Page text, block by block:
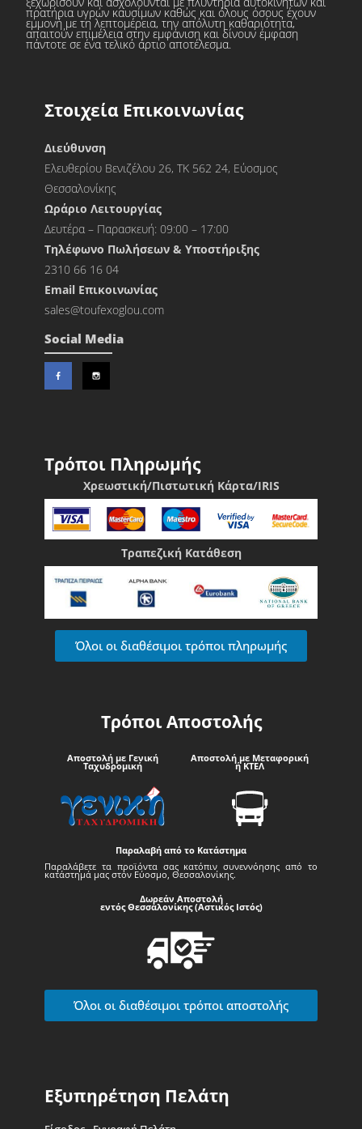
πρατήρια υγρών καυσίμων καθώς και όλους όσους έχουν
εμμονή με τη λεπτομέρεια, την απόλυτη καθαριότητα,
απαιτούν επιμέλεια στην εμφάνιση και δίνουν έμφαση
πάντοτε σε ένα τελικό άρτιο αποτέλεσμα.
Στοιχεία Επικοινωνίας
Διεύθυνση
Ελευθερίου Βενιζέλου 26, ΤΚ 562 24, Εύοσμος
Θεσσαλονίκης
Ωράριο Λειτουργίας
Δευτέρα – Παρασκευή: 09:00 – 17:00
Τηλέφωνο Πωλήσεων & Υποστήριξης
2310 66 16 04
Εmail Επικοινωνίας
sales@toufexoglou.com
Social Media
Τρόποι Πληρωμής
Χρεωστική/Πιστωτική Κάρτα/IRIS
Τραπεζική Κατάθεση
Όλοι οι διαθέσιμοι τρόποι πληρωμής
Τρόποι Αποστολής
Αποστολή με Γενική
Ταχυδρομική
Αποστολή με Μεταφορική
ή ΚΤΕΛ
Παραλαβή από το Κατάστημα
Παραλάβετε τα προϊόντα σας κατόπιν συνεννόησης από το
κατάστημά μας στον Εύοσμο, Θεσσαλονίκης.
Δωρεάν Αποστολή
εντός Θεσσαλονίκης (Αστικός Ιστός)
Όλοι οι διαθέσιμοι τρόποι αποστολής
Εξυπηρέτηση Πελάτη